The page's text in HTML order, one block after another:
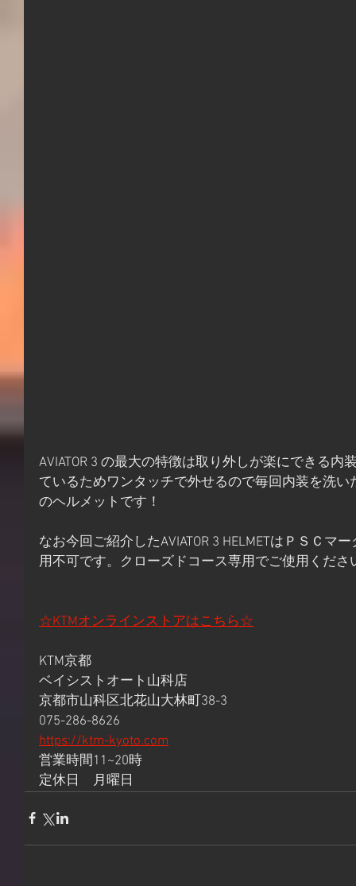
AVIATOR 3 の最大の特徴は取り外しが楽にできる内
ているためワンタッチで外せるので毎回内装を洗
のヘルメットです！
なお今回ご紹介したAVIATOR 3 HELMETはＰＳＣマ
用不可です。クローズドコース専用でご使用くださ
☆KTMオンラインストアはこちら☆
KTM京都
ベイシストオート山科店
京都市山科区北花山大林町38-3
075-286-8626
https://ktm-kyoto.com
営業時間11~20時
定休日　月曜日